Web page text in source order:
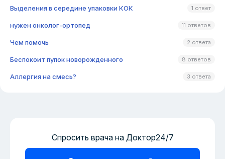
Выделения в середине упаковки КОК 1 ответ
нужен онколог-ортопед 11 ответов
Чем помочь 2 ответа
Беспокоит пупок новорожденного 8 ответов
Аллергия на смесь? 3 ответа
Спросить врача на Доктор24/7